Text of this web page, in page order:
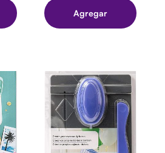
Agregar
WR
CANDY
BOX
PUNCH
BOARD
LILAC
cantidad